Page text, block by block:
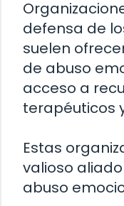
defensa de
suelen
de abuso
acceso a
terapéuticos
Estas
valioso
abuso